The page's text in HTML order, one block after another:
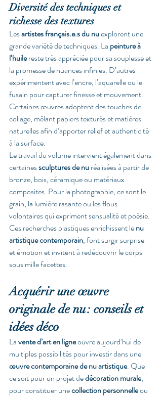
Diversité des techniques et
richesse des textures
Les artistes français.e.s du nu explorent une
grande variété de techniques. La peinture à
l’huile reste très appréciée pour sa souplesse et
la promesse de nuances infinies. D’autres
expérimentent avec l’encre, l’aquarelle ou le
fusain pour capturer finesse et mouvement.
Certaines œuvres adoptent des touches de
collage, mêlant papiers texturés et matières
naturelles afin d’apporter relief et authenticité
à la surface.
Le travail du volume intervient également dans
certaines sculptures de nu réalisées à partir de
bronze, bois, céramique ou matériaux
composites. Pour la photographie, ce sont le
grain, la lumière rasante ou les flous
volontaires qui expriment sensualité et poésie.
Ces recherches plastiques enrichissent le nu
artistique contemporain, font surgir surprise
et émotion et invitent à redécouvrir le corps
sous mille facettes.
Acquérir une œuvre
originale de nu : conseils et
idées déco
La vente d’art en ligne ouvre aujourd’hui de
multiples possibilités pour investir dans une
œuvre contemporaine de nu artistique. Que
ce soit pour un projet de décoration murale,
pour constituer une collection personnelle ou